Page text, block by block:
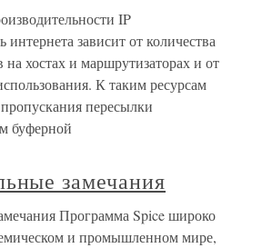
IP
интернета зависит от количества
на хостах и маршрутизаторах и от
К таким ресурсам
пересылки
буферной
замечания
Программа Spice широко
и промышленном мире,